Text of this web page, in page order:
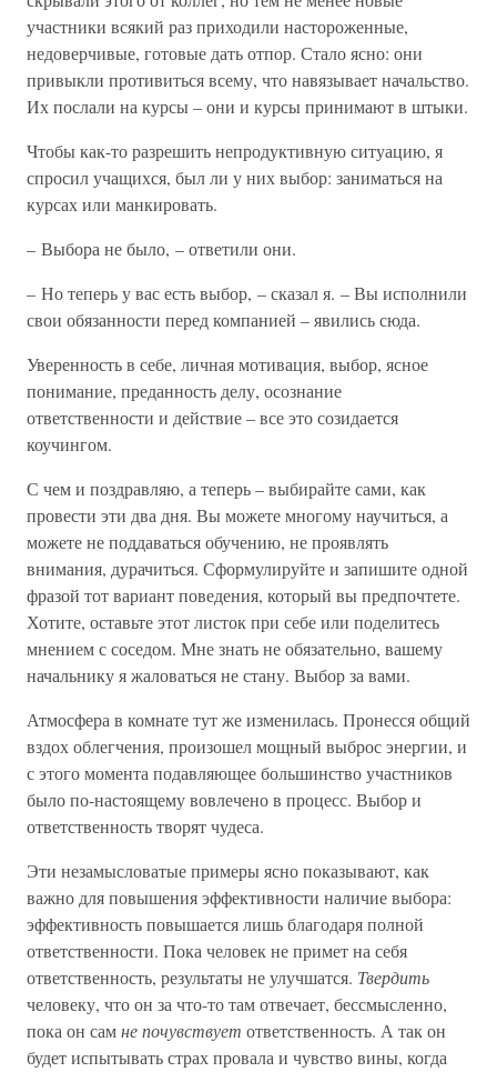
участники всякий раз приходили настороженные,
недоверчивые, готовые дать отпор. Стало ясно: они
привыкли противиться всему, что навязывает начальство.
Их послали на курсы – они и курсы принимают в штыки.
Чтобы как-то разрешить непродуктивную ситуацию, я
спросил учащихся, был ли у них выбор: заниматься на
курсах или манкировать.
– Выбора не было, – ответили они.
– Но теперь у вас есть выбор, – сказал я. – Вы исполнили
свои обязанности перед компанией – явились сюда.
Уверенность в себе, личная мотивация, выбор, ясное
понимание, преданность делу, осознание
ответственности и действие – все это созидается
коучингом.
С чем и поздравляю, а теперь – выбирайте сами, как
провести эти два дня. Вы можете многому научиться, а
можете не поддаваться обучению, не проявлять
внимания, дурачиться. Сформулируйте и запишите одной
фразой тот вариант поведения, который вы предпочтете.
Хотите, оставьте этот листок при себе или поделитесь
мнением с соседом. Мне знать не обязательно, вашему
начальнику я жаловаться не стану. Выбор за вами.
Атмосфера в комнате тут же изменилась. Пронесся общий
вздох облегчения, произошел мощный выброс энергии, и
с этого момента подавляющее большинство участников
было по-настоящему вовлечено в процесс. Выбор и
ответственность творят чудеса.
Эти незамысловатые примеры ясно показывают, как
важно для повышения эффективности наличие выбора:
эффективность повышается лишь благодаря полной
ответственности. Пока человек не примет на себя
ответственность, результаты не улучшатся. Твердить
человеку, что он за что-то там отвечает, бессмысленно,
пока он самне почувствует ответственность. А так он
будет испытывать страх провала и чувство вины, когда